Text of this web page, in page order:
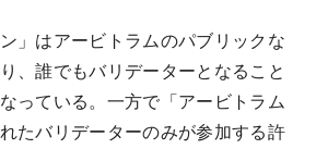
」はアービトラムのパブリックな
、誰でもバリデーターとなること
っている。一方で「アービトラム
たバリデーターのみが参加する許